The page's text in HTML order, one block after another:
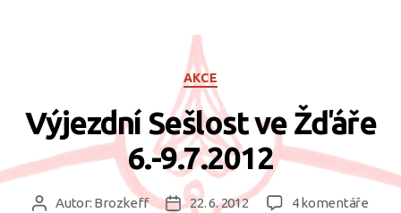
Rubriky
AKCE
Výjezdní Sešlost ve Žďáře
6.-9.7.2012
AutorAutor: Brozkeff
Datum
22. 6. 2012 4 komentářeu